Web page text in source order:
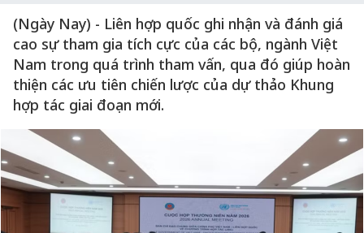
(Ngày Nay) - Liên hợp quốc ghi nhận và đánh giá
cao sự tham gia tích cực của các bộ, ngành Việt
Nam trong quá trình tham vấn, qua đó giúp hoàn
thiện các ưu tiên chiến lược của dự thảo Khung
hợp tác giai đoạn mới.